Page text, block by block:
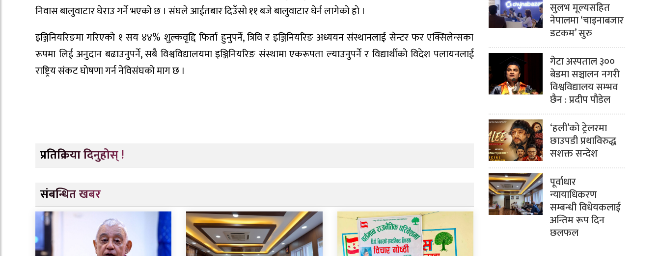
निवास बालुवाटार घेराउ गर्ने भएकाे छ । संघले आईतबार दिउँसाे ११ बजे बालुवाटार घेर्न लागेकाे हाे ।
इञ्जिनियरिङमा गरिएकाे १ सय ४४% शुल्कवृद्दि फिर्ता हुनुपर्ने, त्रिवि र इञ्जिनियरिङ अध्ययन संस्थानलाई सेन्टर फर एक्सिलेन्सका
रूपमा लिई अनुदान बढाउनुपर्ने, सबै विश्वविद्यालयमा इञ्जिनियरिङ संस्थामा एकरूपता ल्याउनुपर्ने र विद्यार्थीकाे विदेश पलायनलाई
राष्ट्रिय संकट घाेषणा गर्न नेविसंघको माग छ ।
प्रतिक्रिया दिनुहोस् !
संबन्धित खबर
सुलभ मूल्यसहित
नेपालमा ‘चाइनाबजार
डटकम’ सुरु
गेटा अस्पताल ३००
बेडमा सञ्चालन नगरी
विश्वविद्यालय सम्भव
छैन : प्रदीप पौडेल
‘हली’को ट्रेलरमा
छाउपडी प्रथाविरुद्ध
सशक्त सन्देश
पूर्वाधार
न्यायाधिकरण
सम्बन्धी विधेयकलाई
अन्तिम रूप दिन
छलफल